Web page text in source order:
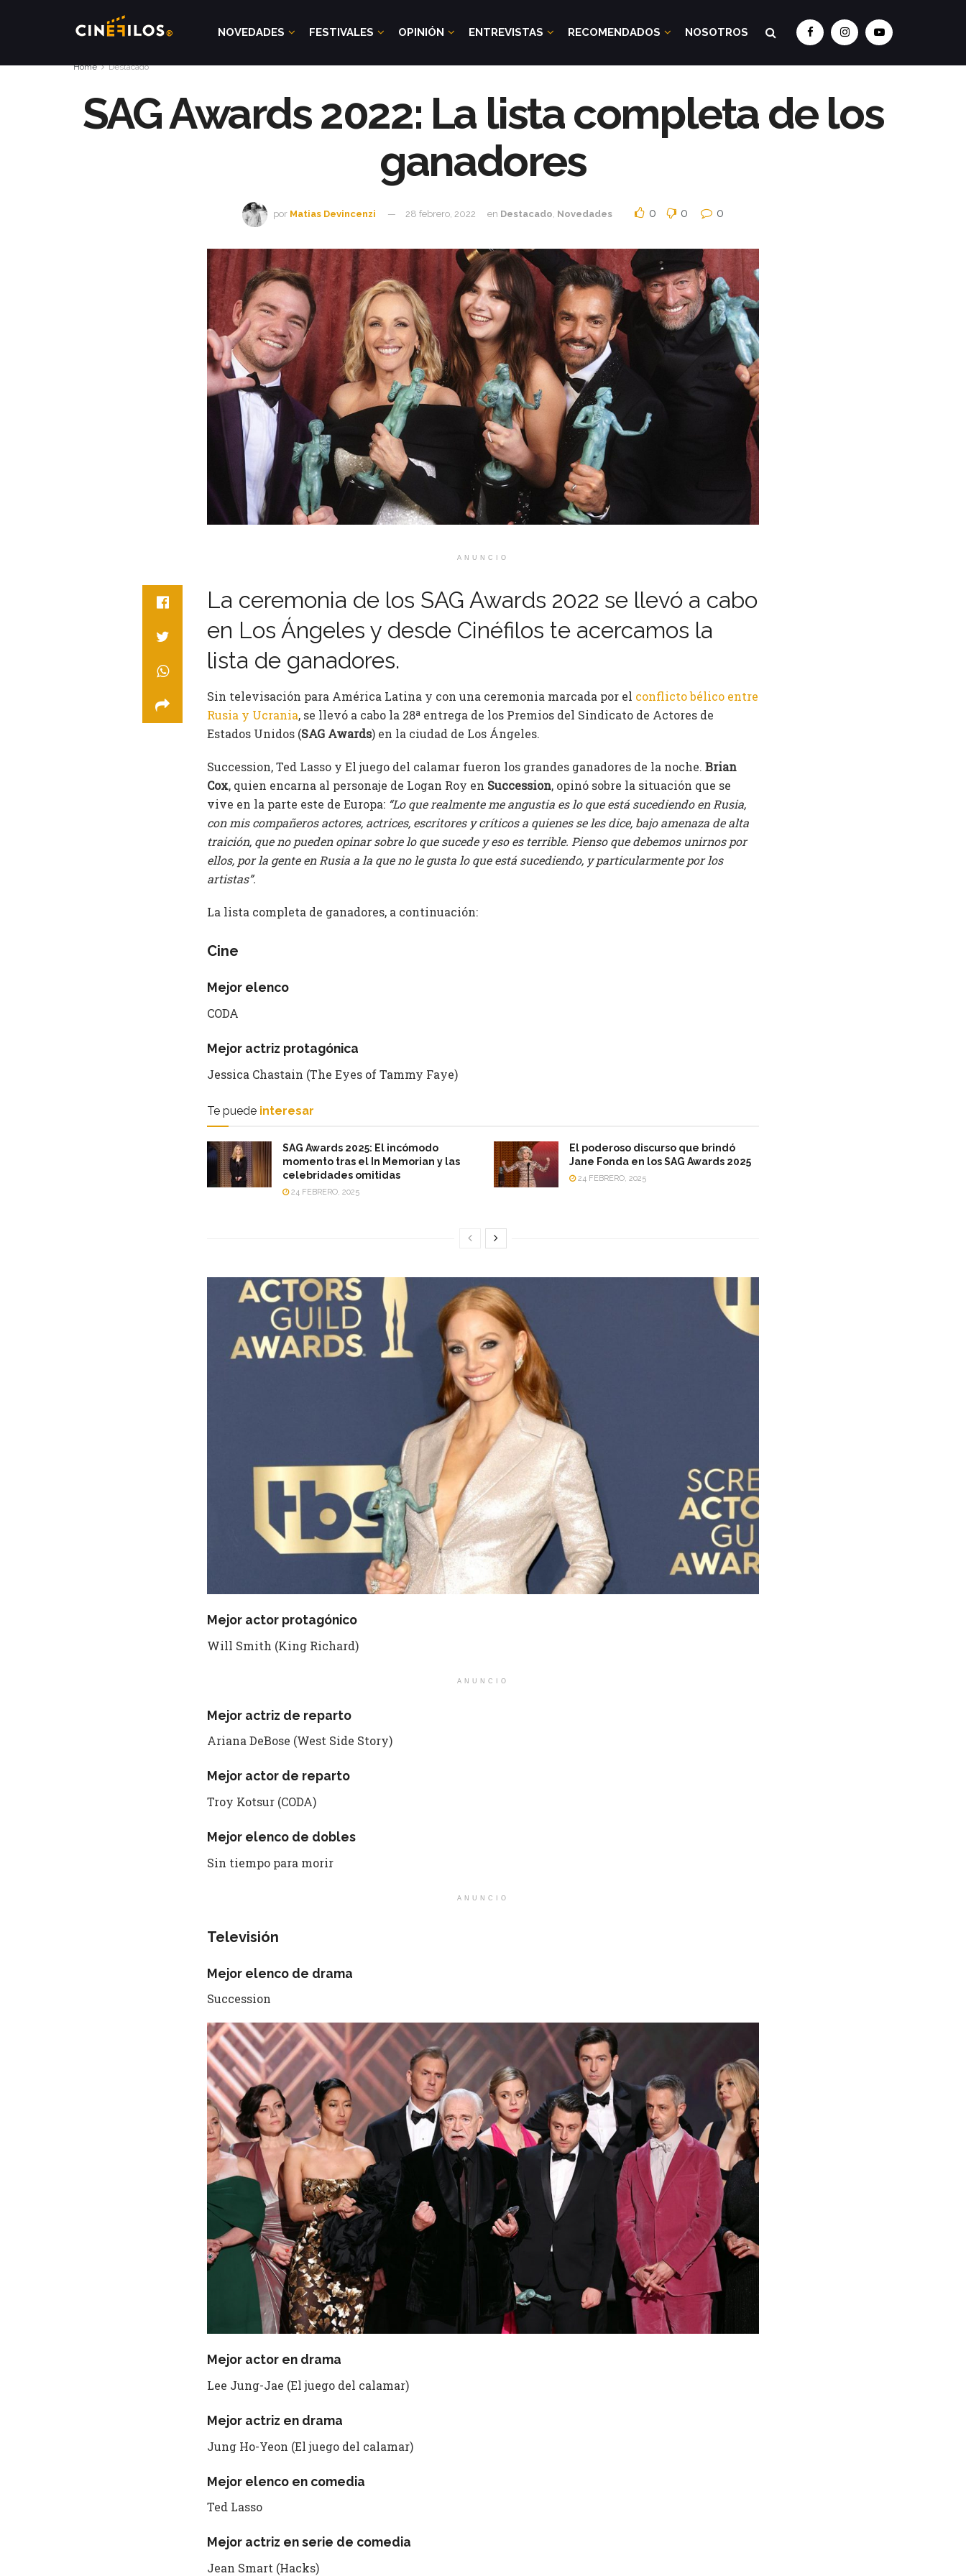
NOVEDADES FESTIVALES OPINIÓN ENTREVISTAS RECOMENDADOS NOSOTROS
Home Destacado
SAG Awards 2022: La lista completa de los
ganadores
por Matias Devincenzi 28 febrero, 2022 en Destacado Novedades 0 0 0
ANUNCIO
La ceremonia de los SAG Awards 2022 se llevó a cabo
en Los Ángeles y desde Cinéfilos te acercamos la
lista de ganadores.
Sin televisación para América Latina y con una ceremonia marcada por el conflicto bélico entre
Rusia y Ucrania, se llevó a cabo la 28ª entrega de los Premios del Sindicato de Actores de
Estados Unidos (SAG Awards) en la ciudad de Los Ángeles.
Succession, Ted Lasso y El juego del calamar fueron los grandes ganadores de la noche. Brian
Cox, quien encarna al personaje de Logan Roy en Succession, opinó sobre la situación que se
vive en la parte este de Europa: “Lo que realmente me angustia es lo que está sucediendo en Rusia,
con mis compañeros actores, actrices, escritores y críticos a quienes se les dice, bajo amenaza de alta
traición, que no pueden opinar sobre lo que sucede y eso es terrible. Pienso que debemos unirnos por
ellos, por la gente en Rusia a la que no le gusta lo que está sucediendo, y particularmente por los
artistas”.
La lista completa de ganadores, a continuación:
Cine
Mejor elenco
CODA
Mejor actriz protagónica
Jessica Chastain (The Eyes of Tammy Faye)
Te puede interesar
SAG Awards 2025: El incómodo
momento tras el In Memorian y las
celebridades omitidas
24 FEBRERO, 2025
El poderoso discurso que brindó
Jane Fonda en los SAG Awards 2025
24 FEBRERO, 2025
Mejor actor protagónico
Will Smith (King Richard)
ANUNCIO
Mejor actriz de reparto
Ariana DeBose (West Side Story)
Mejor actor de reparto
Troy Kotsur (CODA)
Mejor elenco de dobles
Sin tiempo para morir
ANUNCIO
Televisión
Mejor elenco de drama
Succession
Mejor actor en drama
Lee Jung-Jae (El juego del calamar)
Mejor actriz en drama
Jung Ho-Yeon (El juego del calamar)
Mejor elenco en comedia
Ted Lasso
Mejor actriz en serie de comedia
Jean Smart (Hacks)